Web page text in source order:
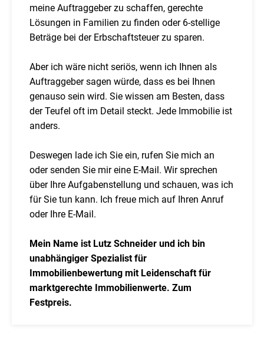
meine Auftraggeber zu schaffen, gerechte
Lösungen in Familien zu finden oder 6-stellige
Beträge bei der Erbschaftsteuer zu sparen.
Aber ich wäre nicht seriös, wenn ich Ihnen als
Auftraggeber sagen würde, dass es bei Ihnen
genauso sein wird. Sie wissen am Besten, dass
der Teufel oft im Detail steckt. Jede Immobilie ist
anders.
Deswegen lade ich Sie ein, rufen Sie mich an
oder senden Sie mir eine E-Mail. Wir sprechen
über Ihre Aufgabenstellung und schauen, was ich
für Sie tun kann. Ich freue mich auf Ihren Anruf
oder Ihre E-Mail.
Mein Name ist Lutz Schneider und ich bin
unabhängiger Spezialist für
Immobilienbewertung mit Leidenschaft für
marktgerechte Immobilienwerte. Zum
Festpreis.